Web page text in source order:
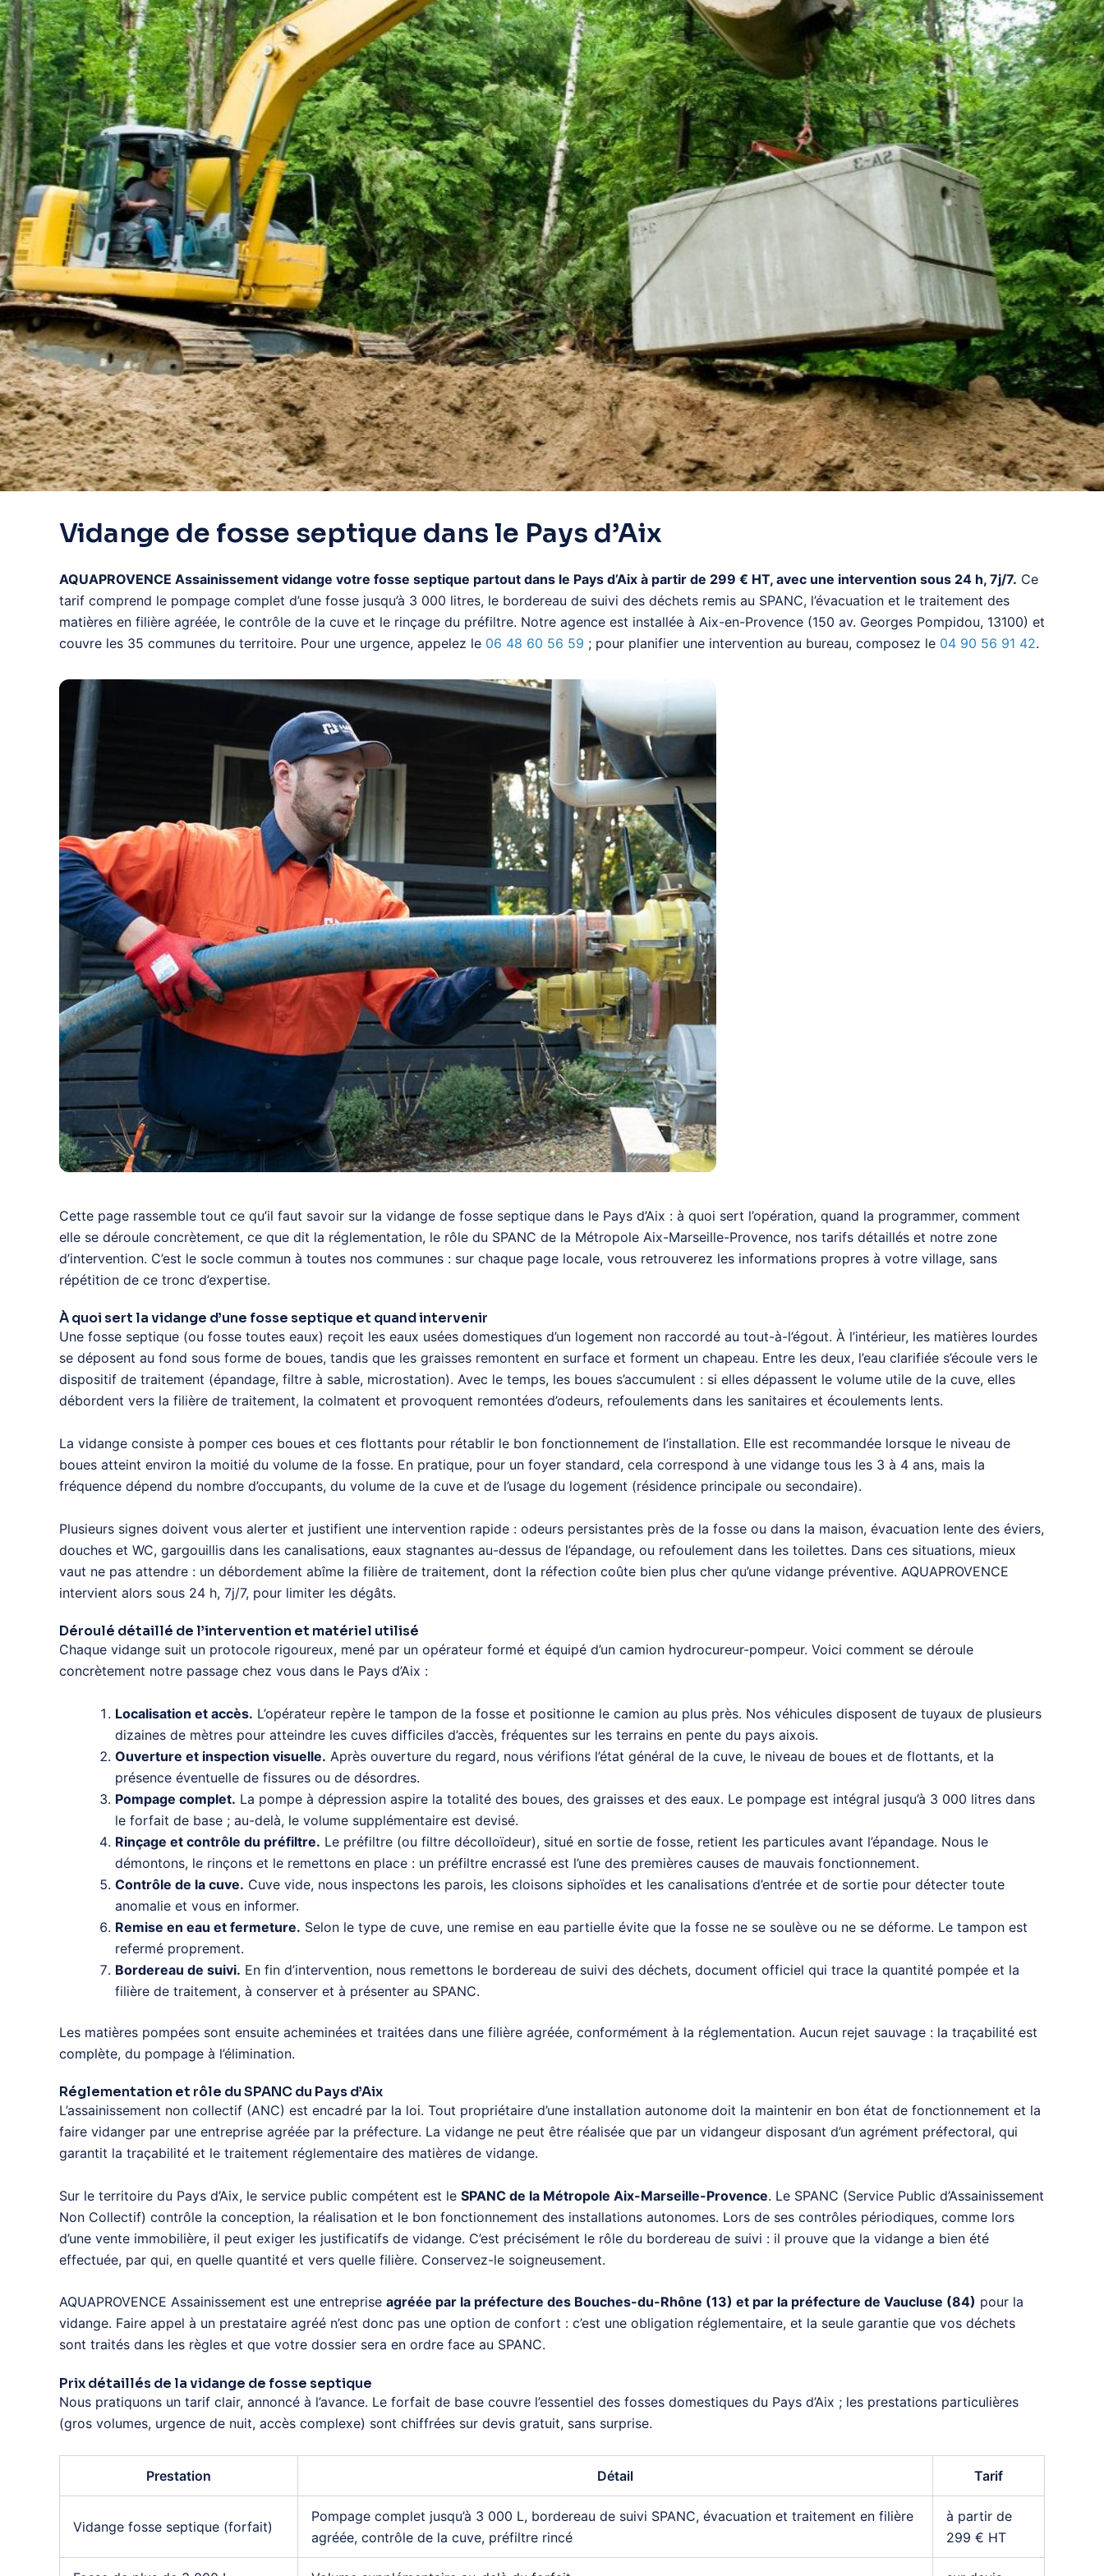
Vidange de fosse septique dans le Pays d’Aix
AQUAPROVENCE Assainissement vidange votre fosse septique partout dans le Pays d’Aix à partir de 299 € HT, avec une intervention sous 24 h, 7j/7. Ce
tarif comprend le pompage complet d’une fosse jusqu’à 3 000 litres, le bordereau de suivi des déchets remis au SPANC, l’évacuation et le traitement des
matières en filière agréée, le contrôle de la cuve et le rinçage du préfiltre. Notre agence est installée à Aix-en-Provence (150 av. Georges Pompidou, 13100) et
couvre les 35 communes du territoire. Pour une urgence, appelez le 06 48 60 56 59 ; pour planifier une intervention au bureau, composez le 04 90 56 91 42.
Cette page rassemble tout ce qu’il faut savoir sur la vidange de fosse septique dans le Pays d’Aix : à quoi sert l’opération, quand la programmer, comment
elle se déroule concrètement, ce que dit la réglementation, le rôle du SPANC de la Métropole Aix-Marseille-Provence, nos tarifs détaillés et notre zone
d’intervention. C’est le socle commun à toutes nos communes : sur chaque page locale, vous retrouverez les informations propres à votre village, sans
répétition de ce tronc d’expertise.
À quoi sert la vidange d’une fosse septique et quand intervenir
Une fosse septique (ou fosse toutes eaux) reçoit les eaux usées domestiques d’un logement non raccordé au tout-à-l’égout. À l’intérieur, les matières lourdes
se déposent au fond sous forme de boues, tandis que les graisses remontent en surface et forment un chapeau. Entre les deux, l’eau clarifiée s’écoule vers le
dispositif de traitement (épandage, filtre à sable, microstation). Avec le temps, les boues s’accumulent : si elles dépassent le volume utile de la cuve, elles
débordent vers la filière de traitement, la colmatent et provoquent remontées d’odeurs, refoulements dans les sanitaires et écoulements lents.
La vidange consiste à pomper ces boues et ces flottants pour rétablir le bon fonctionnement de l’installation. Elle est recommandée lorsque le niveau de
boues atteint environ la moitié du volume de la fosse. En pratique, pour un foyer standard, cela correspond à une vidange tous les 3 à 4 ans, mais la
fréquence dépend du nombre d’occupants, du volume de la cuve et de l’usage du logement (résidence principale ou secondaire).
Plusieurs signes doivent vous alerter et justifient une intervention rapide : odeurs persistantes près de la fosse ou dans la maison, évacuation lente des éviers,
douches et WC, gargouillis dans les canalisations, eaux stagnantes au-dessus de l’épandage, ou refoulement dans les toilettes. Dans ces situations, mieux
vaut ne pas attendre : un débordement abîme la filière de traitement, dont la réfection coûte bien plus cher qu’une vidange préventive. AQUAPROVENCE
intervient alors sous 24 h, 7j/7, pour limiter les dégâts.
Déroulé détaillé de l’intervention et matériel utilisé
Chaque vidange suit un protocole rigoureux, mené par un opérateur formé et équipé d’un camion hydrocureur-pompeur. Voici comment se déroule
concrètement notre passage chez vous dans le Pays d’Aix :
Localisation et accès. L’opérateur repère le tampon de la fosse et positionne le camion au plus près. Nos véhicules disposent de tuyaux de plusieurs
dizaines de mètres pour atteindre les cuves difficiles d’accès, fréquentes sur les terrains en pente du pays aixois.
Ouverture et inspection visuelle. Après ouverture du regard, nous vérifions l’état général de la cuve, le niveau de boues et de flottants, et la
présence éventuelle de fissures ou de désordres.
Pompage complet. La pompe à dépression aspire la totalité des boues, des graisses et des eaux. Le pompage est intégral jusqu’à 3 000 litres dans
le forfait de base ; au-delà, le volume supplémentaire est devisé.
Rinçage et contrôle du préfiltre. Le préfiltre (ou filtre décolloïdeur), situé en sortie de fosse, retient les particules avant l’épandage. Nous le
démontons, le rinçons et le remettons en place : un préfiltre encrassé est l’une des premières causes de mauvais fonctionnement.
Contrôle de la cuve. Cuve vide, nous inspectons les parois, les cloisons siphoïdes et les canalisations d’entrée et de sortie pour détecter toute
anomalie et vous en informer.
Remise en eau et fermeture. Selon le type de cuve, une remise en eau partielle évite que la fosse ne se soulève ou ne se déforme. Le tampon est
refermé proprement.
Bordereau de suivi. En fin d’intervention, nous remettons le bordereau de suivi des déchets, document officiel qui trace la quantité pompée et la
filière de traitement, à conserver et à présenter au SPANC.
Les matières pompées sont ensuite acheminées et traitées dans une filière agréée, conformément à la réglementation. Aucun rejet sauvage : la traçabilité est
complète, du pompage à l’élimination.
Réglementation et rôle du SPANC du Pays d’Aix
L’assainissement non collectif (ANC) est encadré par la loi. Tout propriétaire d’une installation autonome doit la maintenir en bon état de fonctionnement et la
faire vidanger par une entreprise agréée par la préfecture. La vidange ne peut être réalisée que par un vidangeur disposant d’un agrément préfectoral, qui
garantit la traçabilité et le traitement réglementaire des matières de vidange.
Sur le territoire du Pays d’Aix, le service public compétent est le SPANC de la Métropole Aix-Marseille-Provence. Le SPANC (Service Public d’Assainissement
Non Collectif) contrôle la conception, la réalisation et le bon fonctionnement des installations autonomes. Lors de ses contrôles périodiques, comme lors
d’une vente immobilière, il peut exiger les justificatifs de vidange. C’est précisément le rôle du bordereau de suivi : il prouve que la vidange a bien été
effectuée, par qui, en quelle quantité et vers quelle filière. Conservez-le soigneusement.
AQUAPROVENCE Assainissement est une entreprise agréée par la préfecture des Bouches-du-Rhône (13) et par la préfecture de Vaucluse (84) pour la
vidange. Faire appel à un prestataire agréé n’est donc pas une option de confort : c’est une obligation réglementaire, et la seule garantie que vos déchets
sont traités dans les règles et que votre dossier sera en ordre face au SPANC.
Prix détaillés de la vidange de fosse septique
Nous pratiquons un tarif clair, annoncé à l’avance. Le forfait de base couvre l’essentiel des fosses domestiques du Pays d’Aix ; les prestations particulières
(gros volumes, urgence de nuit, accès complexe) sont chiffrées sur devis gratuit, sans surprise.
Prestation Détail Tarif
Vidange fosse septique (forfait)
Pompage complet jusqu’à 3 000 L, bordereau de suivi SPANC, évacuation et traitement en filière
agréée, contrôle de la cuve, préfiltre rincé
à partir de
299 € HT